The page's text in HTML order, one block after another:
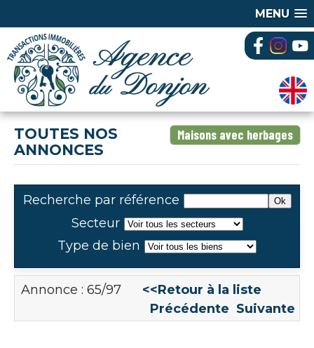
MENU
Maisons avec herbages
TOUTES NOS
ANNONCES
Recherche par référence
Secteur
Type de bien
Annonce : 65/97 <<Retour à la liste
Précédente Suivante